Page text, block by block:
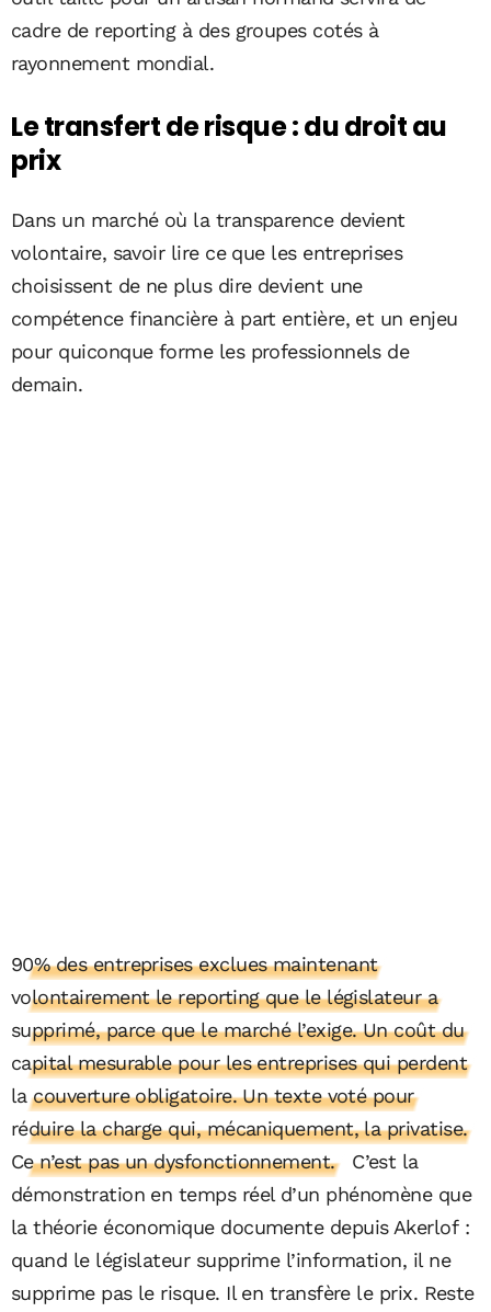
cadre de reporting à des groupes cotés à
rayonnement mondial.
Le transfert de risque : du droit au
prix
Dans un marché où la transparence devient
volontaire, savoir lire ce que les entreprises
choisissent de ne plus dire devient une
compétence financière à part entière, et un enjeu
pour quiconque forme les professionnels de
demain.
90% des entreprises exclues maintenant
volontairement le reporting que le législateur a
supprimé, parce que le marché l’exige. Un coût du
capital mesurable pour les entreprises qui perdent
la couverture obligatoire. Un texte voté pour
réduire la charge qui, mécaniquement, la privatise.
Ce n’est pas un dysfonctionnement.
C’est la
démonstration en temps réel d’un phénomène que
la théorie économique documente depuis Akerlof :
quand le législateur supprime l’information, il ne
supprime pas le risque. Il en transfère le prix. Reste